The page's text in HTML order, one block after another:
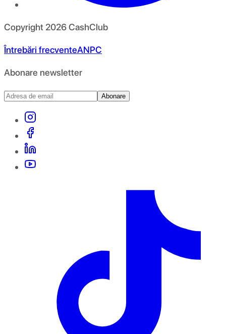
Copyright 2026CashClub
Întrebări frecventeANPC
Abonare newsletter
Abonare